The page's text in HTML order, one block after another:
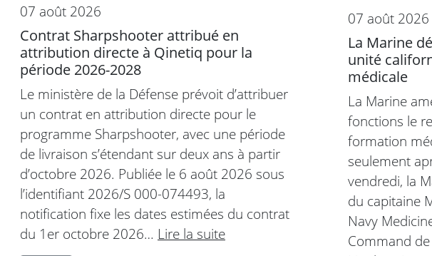
07 août 2026
Contrat Sharpshooter attribué en
attribution directe à Qinetiq pour la
période 2026-2028
Le ministère de la Défense prévoit d’attribuer
un contrat en attribution directe pour le
programme Sharpshooter, avec une période
de livraison s’étendant sur deux ans à partir
d’octobre 2026. Publiée le 6 août 2026 sous
l’identifiant 2026/S 000-074493, la
notification fixe les dates estimées du contrat
du 1er octobre 2026… Lire la suite
07 août 2026
La Marine
unité
médicale
La Marine
fonctions le
formation
seulement
vendredi, la
du capitaine
Navy
Command